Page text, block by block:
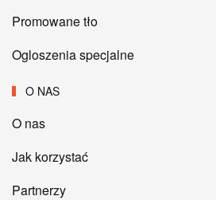
Promowane tło
Ogloszenia specjalne
O NAS
O nas
Jak korzystać
Partnerzy